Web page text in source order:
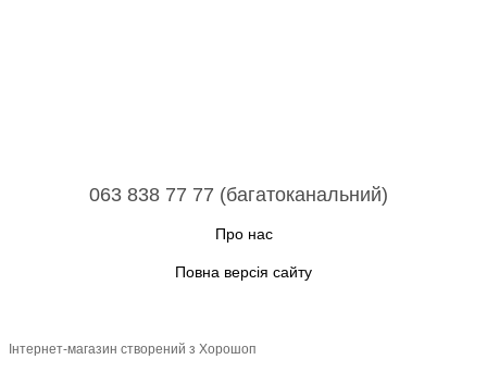
063 838 77 77 (багатоканальний)
Про нас
Повна версія сайту
Інтернет-магазин створений з Хорошоп